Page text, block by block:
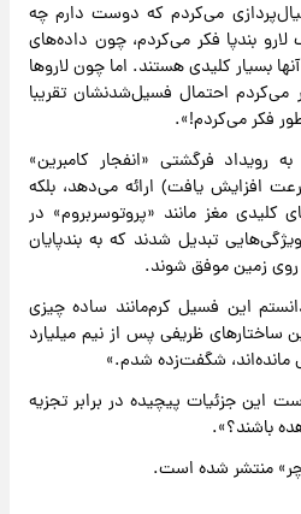
می‌کردم که دوست دارم چه
بندپا فکر می‌کردم، چون داده‌های
بسیار کلیدی هستند. اما چون لاروها
می‌کردم احتمال فسیل‌شدنشان تقریبا
فکر می‌کردم!».
رویداد فرگشتی «انفجار کامبرین»
افزایش یافت) ارائه می‌دهد، بلکه
مغز مانند «پروتوسربروم» در
تبدیل شدند که به بندپایان
روی زمین موفق شوند.
این فسیل کرم‌مانند ساده چیزی
ساختارهای ظریفی پس از نیم میلیارد
شگفت‌زده شدم.»
این جزئیات پیچیده در برابر تجزیه
باشند؟».
منتشر شده است.